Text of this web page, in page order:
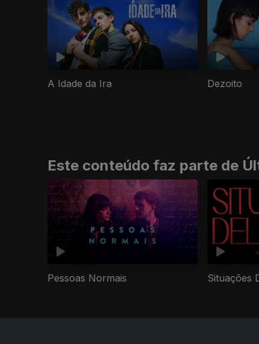
A Idade da Ira Dezoito
Este conteúdo faz parte de
Pessoas Normais Situações